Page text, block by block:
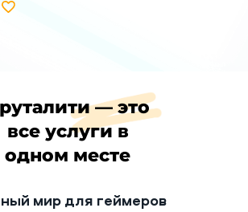
— это
все услуги в
одном месте
мир для геймеров